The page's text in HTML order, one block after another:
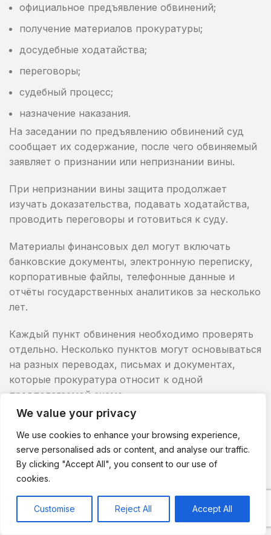
We value your privacy
We use cookies to enhance your browsing experience,
serve personalised ads or content, and analyse our traffic.
By clicking "Accept All", you consent to our use of
cookies.
Customise Reject All Accept All
официальное предъявление обвинений;
получение материалов прокуратуры;
досудебные ходатайства;
переговоры;
судебный процесс;
назначение наказания.
На заседании по предъявлению обвинений суд
сообщает их содержание, после чего обвиняемый
заявляет о признании или непризнании вины.
При непризнании вины защита продолжает
изучать доказательства, подавать ходатайства,
проводить переговоры и готовиться к суду.
Материалы финансовых дел могут включать
банковские документы, электронную переписку,
корпоративные файлы, телефонные данные и
отчёты государственных аналитиков за несколько
лет.
Каждый пункт обвинения необходимо проверять
отдельно. Несколько пунктов могут основываться
на разных переводах, письмах и документах,
которые прокуратура относит к одной
предполагаемой схеме.
Судебно-бухгалтерский анализ и
финансовые доказательства
Независимый финансовый анализ может иметь
ключевое значение как для следствия, так и для
защиты.
Государственные специалисты могут готовить